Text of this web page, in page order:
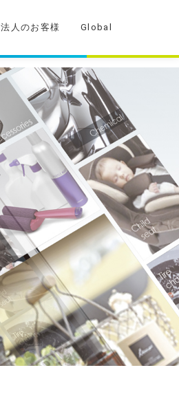
法人のお客様 Global